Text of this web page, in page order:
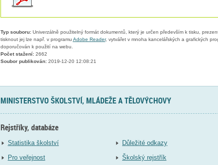
Typ souboru:Univerzálně použitelný formát dokumentů, který je určen především k tisku,
tisknout jej lze např. v programu Adobe Reader, vytvářet v mnoha kancelářských a grafických
doporučován k použití na webu.
Počet stažení:2662
Soubor publikován:2019-12-20 12:08:21
MINISTERSTVO ŠKOLSTVÍ, MLÁDEŽE A TĚLOVÝCHOVY
Rejstříky, databáze
Statistika školství
Pro veřejnost
Důležité odkazy
Školský rejstřík